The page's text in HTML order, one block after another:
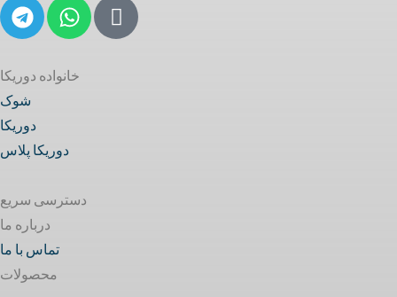
خانواده دوریکا
شوک
دوریکا
دوریکا پلاس
دسترسی سریع
درباره ما
تماس با ما
محصولات